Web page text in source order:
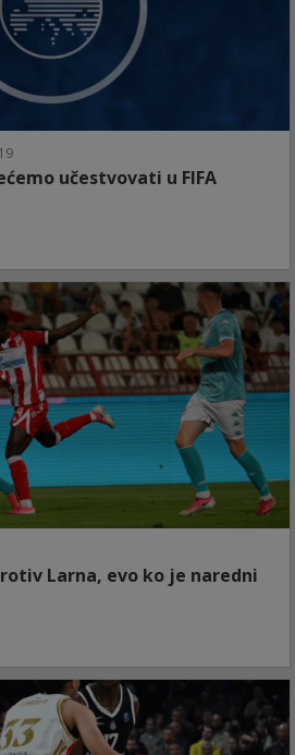
učestvovati u FIFA
Larna, evo ko je naredni